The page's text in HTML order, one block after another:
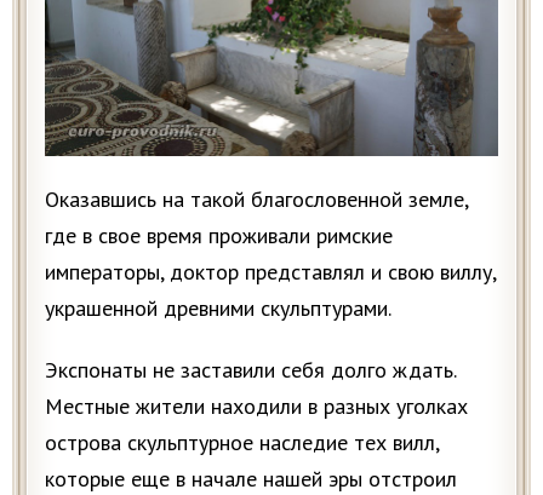
Оказавшись на такой благословенной земле,
где в свое время проживали римские
императоры, доктор представлял и свою виллу,
украшенной древними скульптурами.
Экспонаты не заставили себя долго ждать.
Местные жители находили в разных уголках
острова скульптурное наследие тех вилл,
которые еще в начале нашей эры отстроил